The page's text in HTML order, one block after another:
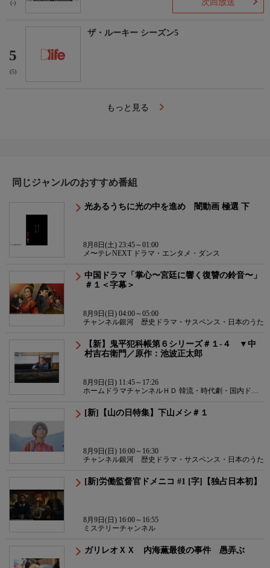
(-) 次回放送
5
(5)
ザ・ルーキー シーズン5
もっと見る
同じジャンルのおすすめ番組
光あるうちに光の中を進め 闇動画 極選 下
8月8日(土) 23:45～01:00
メ〜テレNEXT ドラマ・エンタメ・ダンス
中国ドラマ「掌心〜宮廷に響く復讐の鈴音〜」
＃１＜字幕＞
8月9日(日) 04:00～05:00
チャンネル銀河 歴史ドラマ・サスペンス・日本のうた
【新】鬼平犯科帳第６シリーズ＃１-４ ▼中
村吉右衛門／原作：池波正太郎
8月9日(日) 11:45～17:26
ホームドラマチャンネルＨＤ 韓流・時代劇・国内ドラ
[新]【山の日特集】下山メシ＃１
8月9日(日) 16:00～16:30
チャンネル銀河 歴史ドラマ・サスペンス・日本のうた
[新]労働監督官ドメニコ #1 [字]【独占日本初】
8月9日(日) 16:00～16:55
ミステリーチャンネル
ガリレオＸＸ 内海薫最後の事件 愚弄ぶ